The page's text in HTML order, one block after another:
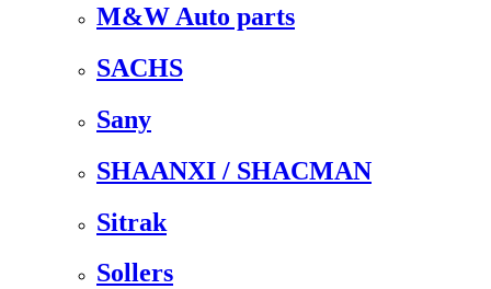
M&W Auto parts
SACHS
Sany
SHAANXI / SHACMAN
Sitrak
Sollers